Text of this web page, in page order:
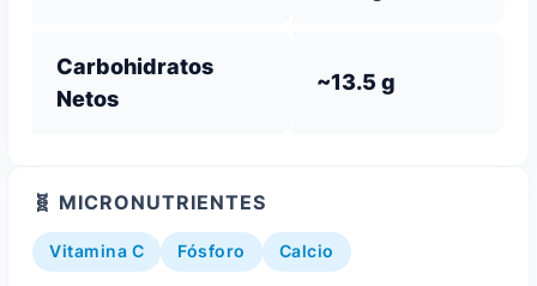
Carbohidratos
Netos
~13.5 g
🧬 MICRONUTRIENTES
Vitamina C Fósforo Calcio